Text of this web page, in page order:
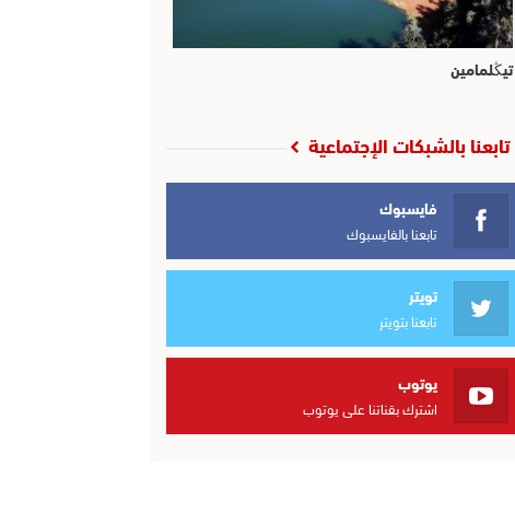
تيڭلمامين
تابعنا بالشبكات الإجتماعية
فايسبوك
تابعنا بالفايسبوك
تويتر
تابعنا بتويتر
يوتوب
اشترك بقناتنا على يوتوب